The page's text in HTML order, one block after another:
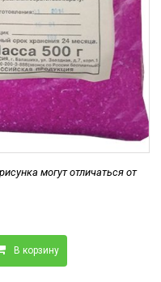
могут отличаться от
В корзину